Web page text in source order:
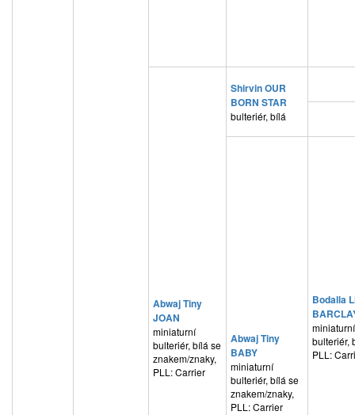
Abwaj Tiny
JOAN
miniaturní
bulteriér, bílá se
znakem/znaky,
PLL: Carrier
Shirvin OUR
BORN STAR
bulteriér, bílá
Abwaj Tiny
BABY
miniaturní
bulteriér, bílá se
znakem/znaky,
PLL: Carrier
Bodalla
miniaturní
bulteriér,
PLL: